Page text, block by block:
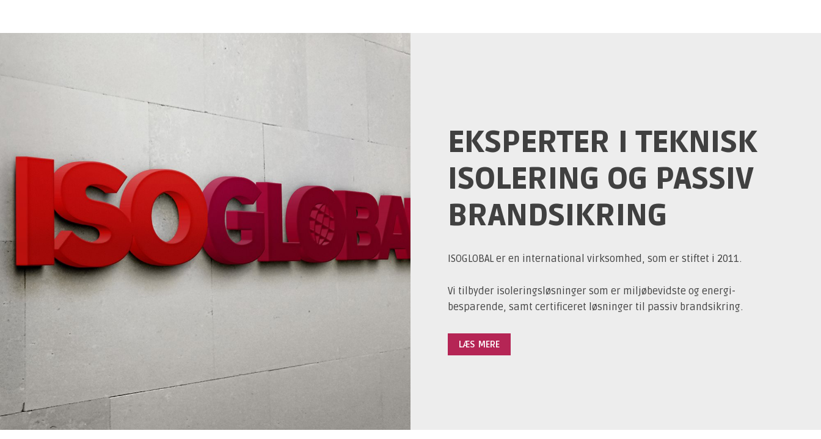
EKSPERTER I TEKNISK
ISOLERING OG PASSIV
BRANDSIKRING
ISOGLOBAL er en international virksomhed, som er stiftet i 2011.
Vi tilbyder isoleringsløsninger som er miljøbevidste og energi-
besparende, samt certificeret løsninger til passiv brandsikring.
LÆS MERE